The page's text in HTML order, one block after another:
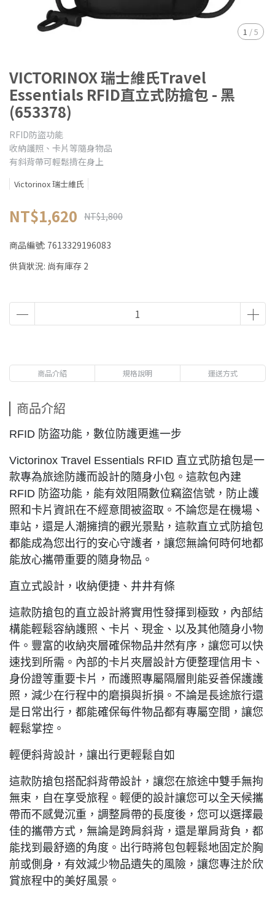
1 /5
VICTORINOX 瑞士維氏Travel
Essentials RFID直立式防搶包 - 黑
(653378)
RFID防盜功能
收納護照、卡片等隨身物品
有斜背帶可輕鬆揹在身上
Victorinox 瑞士維氏
NT$1,620 NT$1,800
商品編號: 7613329196083
供貨狀況: 尚有庫存 2
商品介紹 規格說明 運送方式
商品介紹
RFID 防盜功能，數位防護更進一步
Victorinox Travel Essentials RFID 直立式防搶包是一
款專為旅途防護而設計的隨身小包。這款包內建
RFID 防盜功能，能有效阻隔數位竊盜信號，防止護
照和卡片資訊在不經意間被盜取。不論您是在機場、
車站，還是人潮擁擠的觀光景點，這款直立式防搶包
都能成為您出行的安心守護者，讓您無論何時何地都
能放心攜帶重要的隨身物品。
直立式設計，收納便捷、井井有條
這款防搶包的直立設計將實用性發揮到極致，內部結
構能輕鬆容納護照、卡片、現金、以及其他隨身小物
件。豐富的收納夾層確保物品井然有序，讓您可以快
速找到所需。內部的卡片夾層設計方便整理信用卡、
身份證等重要卡片，而護照專屬隔層則能妥善保護護
照，減少在行程中的磨損與折損。不論是長途旅行還
是日常出行，都能確保每件物品都有專屬空間，讓您
輕鬆掌控。
輕便斜背設計，讓出行更輕鬆自如
這款防搶包搭配斜背帶設計，讓您在旅途中雙手無拘
無束，自在享受旅程。輕便的設計讓您可以全天候攜
帶而不感覺沉重，調整肩帶的長度後，您可以選擇最
佳的攜帶方式，無論是跨肩斜背，還是單肩背負，都
能找到最舒適的角度。出行時將包包輕鬆地固定於胸
前或側身，有效減少物品遺失的風險，讓您專注於欣
賞旅程中的美好風景。